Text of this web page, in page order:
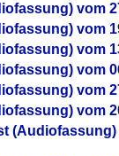
vom
vom
vom
vom
vom
vom
(Audiofassung)